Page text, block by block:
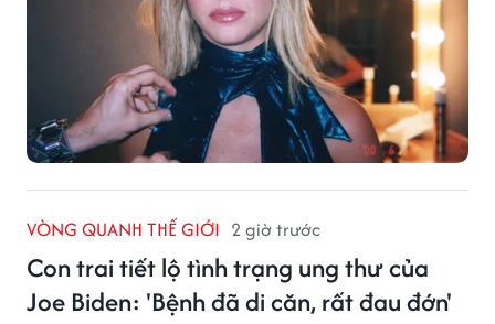
VÒNG QUANH THẾ GIỚI 2 giờ trước
Con trai tiết lộ tình trạng ung thư của
Joe Biden: 'Bệnh đã di căn, rất đau đớn'